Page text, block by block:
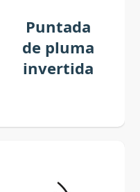
Puntada
de pluma
invertida